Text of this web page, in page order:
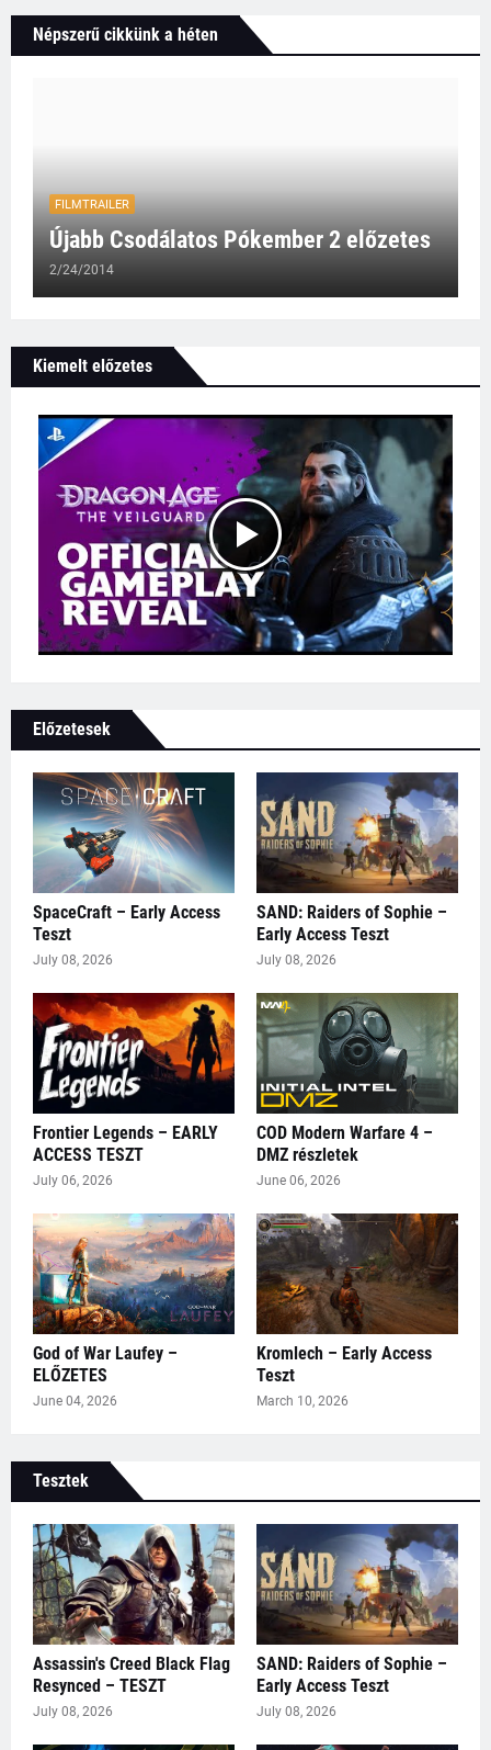
Népszerű cikkünk a héten
FILMTRAILER
Újabb Csodálatos Pókember 2 előzetes
2/24/2014
Kiemelt előzetes
Előzetesek
SpaceCraft – Early Access
Teszt
July 08, 2026
SAND: Raiders of Sophie –
Early Access Teszt
July 08, 2026
Frontier Legends – EARLY
ACCESS TESZT
July 06, 2026
COD Modern Warfare 4 –
DMZ részletek
June 06, 2026
God of War Laufey –
ELŐZETES
June 04, 2026
Kromlech – Early Access
Teszt
March 10, 2026
Tesztek
Assassin's Creed Black Flag
Resynced – TESZT
July 08, 2026
SAND: Raiders of Sophie –
Early Access Teszt
July 08, 2026